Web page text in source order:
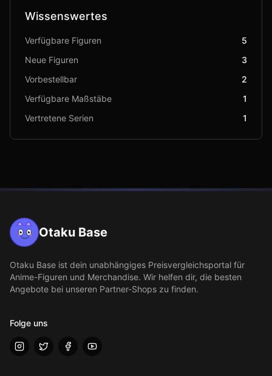
Wissenswertes
Verfügbare Figuren
5
Neue Figuren
3
Vorbestellbar
2
Verfügbare Maßstäbe
1
Vertretene Serien
1
Otaku Base
Otaku Base ist dein unabhängiges Preisvergleichsportal für
Anime-Figuren und Merchandise. Wir helfen dir, die besten
Angebote bei unseren Partner-Shops zu finden.
Folge uns